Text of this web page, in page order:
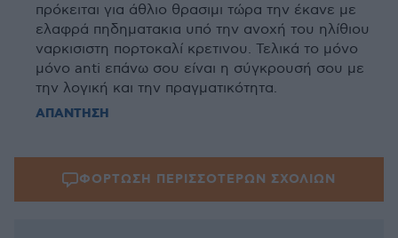
πρόκειται για άθλιο θρασιμι τώρα την έκανε με
ελαφρά πηδηματακια υπό την ανοχή του ηλίθιου
ναρκισιστη πορτοκαλί κρετινου. Τελικά το μόνο
μόνο anti επάνω σου είναι η σύγκρουσή σου με
την λογική και την πραγματικότητα.
ΑΠΑΝΤΗΣΗ
ΦΟΡΤΩΣΗ ΠΕΡΙΣΣΟΤΕΡΩΝ ΣΧΟΛΙΩΝ